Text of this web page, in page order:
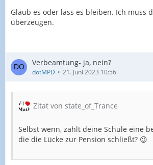
Glaub es oder lass es bleiben. Ich muss
überzeugen.
Verbeamtung- ja, nein?
dotMPD 21. Juni 2023 10:56
Zitat von state_of_Trance
Selbst wenn, zahlt deine Schule eine
die die Lücke zur Pension schließt? 😉